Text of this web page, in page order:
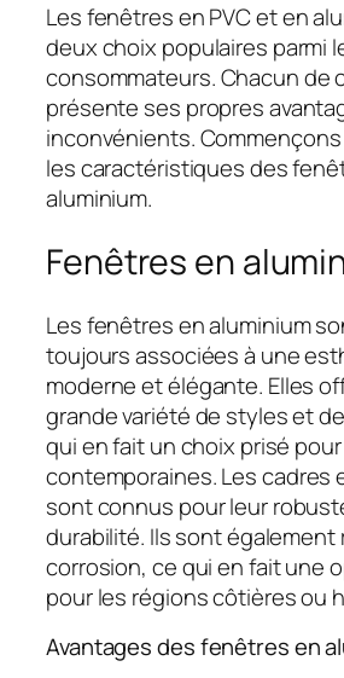
Les fenêtres en PVC et en
deux choix populaires parmi
consommateurs. Chacun de
présente ses propres
inconvénients.
les caractéristiques des
aluminium.
Fenêtres en
Les fenêtres en aluminium
toujours associées à une
moderne et élégante. Elles
grande variété de styles et
qui en fait un choix prisé
contemporaines. Les cadres
sont connus pour leur
durabilité. Ils sont également
corrosion, ce qui en fait une
pour les régions côtières ou
Avantages des fenêtres en